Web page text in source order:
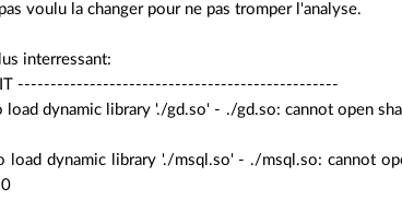
voulu la changer pour ne pas tromper l'analyse.
interressant:
-------------------------------------------------
load dynamic library './gd.so' - ./gd.so: cannot open
load dynamic library './msql.so' - ./msql.so: cannot